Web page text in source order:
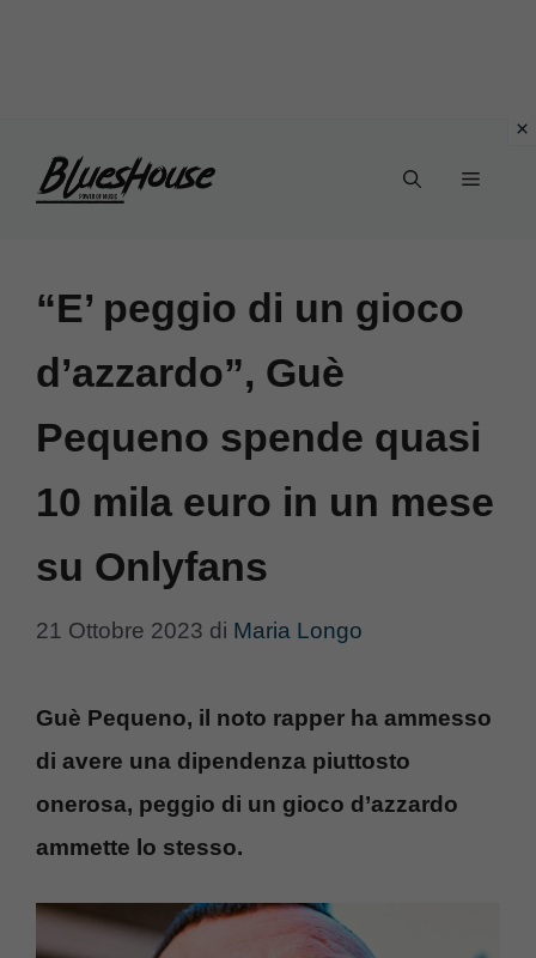
Menu
“E’ peggio di un gioco
d’azzardo”, Guè
Pequeno spende quasi
10 mila euro in un mese
su Onlyfans
21 Ottobre 2023 di Maria Longo
Guè Pequeno, il noto rapper ha ammesso
di avere una dipendenza piuttosto
onerosa, peggio di un gioco d’azzardo
ammette lo stesso.